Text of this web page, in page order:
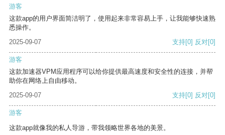
游客
这款app的用户界面简洁明了，使用起来非常容易上手，让我能够快速熟
悉操作。
2025-09-07
支持[0] 反对[0]
游客
这款加速器VPM应用程序可以给你提供最高速度和安全性的连接，并帮
助你在网络上自由移动。
2025-09-07
支持[0] 反对[0]
游客
这款app就像我的私人导游，带我领略世界各地的美景。